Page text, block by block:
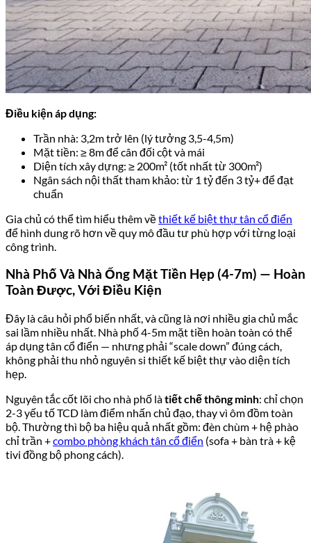
Điều kiện áp dụng:
Trần nhà: 3,2m trở lên (lý tưởng 3,5-4,5m)
Mặt tiền: ≥ 8m để cân đối cột và mái
Diện tích xây dựng: ≥ 200m² (tốt nhất từ 300m²)
Ngân sách nội thất tham khảo: từ 1 tỷ đến 3 tỷ+ để đạt
chuẩn
Gia chủ có thể tìm hiểu thêm vềthiết kế biệt thự tân cổ điển
để hình dung rõ hơn về quy mô đầu tư phù hợp với từng loại
công trình.
Nhà Phố Và Nhà Ống Mặt Tiền Hẹp (4-7m) — Hoàn
Toàn Được, Với Điều Kiện
Đây là câu hỏi phổ biến nhất, và cũng là nơi nhiều gia chủ mắc
sai lầm nhiều nhất. Nhà phố 4-5m mặt tiền hoàn toàn có thể
áp dụng tân cổ điển — nhưng phải “scale down” đúng cách,
không phải thu nhỏ nguyên si thiết kế biệt thự vào diện tích
hẹp.
Nguyên tắc cốt lõi cho nhà phố làtiết chế thông minh: chỉ chọn
2-3 yếu tố TCD làm điểm nhấn chủ đạo, thay vì ôm đồm toàn
bộ. Thường thì bộ ba hiệu quả nhất gồm: đèn chùm + hệ phào
chỉ trần +combo phòng khách tân cổ điển (sofa + bàn trà + kệ
tivi đồng bộ phong cách).